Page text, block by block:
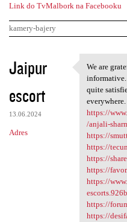
Link do TvMalbork na Facebooku
kamery-bajery
K
o
m
e
n
Jaipur
escort
13.06.2024
Adres
We are
We are
quite
everywhere.
https://
/anjali-
https://
https://
https://
https://
https://
https://
https://